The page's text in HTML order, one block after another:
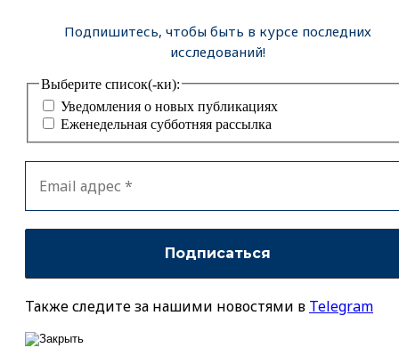
Подпишитесь, чтобы быть в курсе последних
исследований!
Выберите список(-ки):
Уведомления о новых публикациях
Еженедельная субботняя рассылка
Также следите за нашими новостями в Telegram